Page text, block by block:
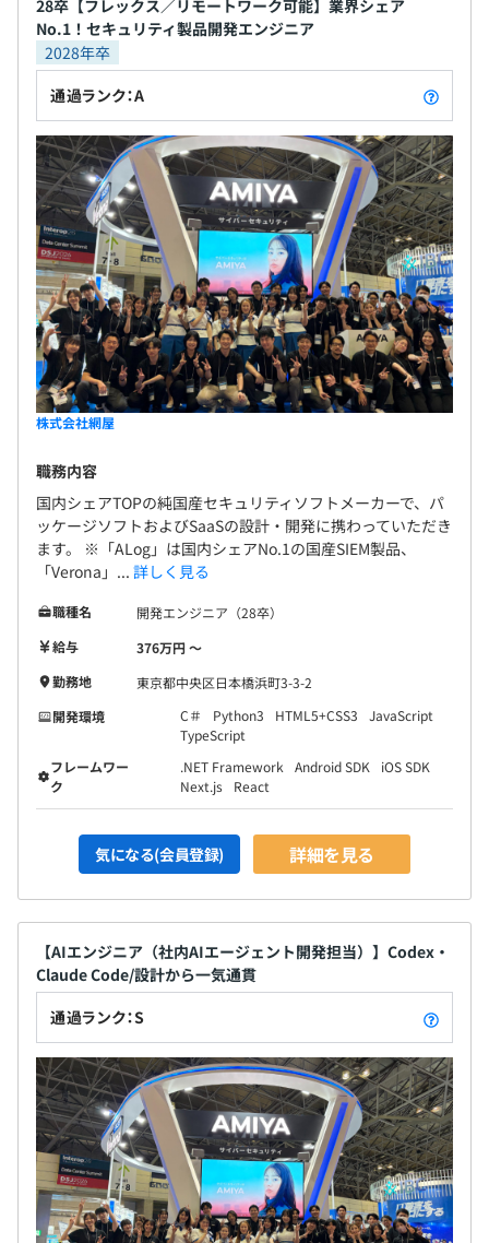
28卒【フレックス／リモートワーク可能】業界シェア
No.1！セキュリティ製品開発エンジニア
2028年卒
通過ランク：A
株式会社網屋
職務内容
国内シェアTOPの純国産セキュリティソフトメーカーで、パ
ッケージソフトおよびSaaSの設計・開発に携わっていただき
ます。 ※「ALog」は国内シェアNo.1の国産SIEM製品、
「Verona」... 詳しく見る
職種名
開発エンジニア（28卒）
給与
376万円 〜
勤務地
東京都中央区日本橋浜町3-3-2
開発環境
C＃ Python3 HTML5+CSS3
JavaScript
TypeScript
フレームワー
ク
.NET Framework Android SDK
iOS SDK
Next.js
React
気になる(会員登録) 詳細を見る
【AIエンジニア（社内AIエージェント開発担当）】Codex・
Claude Code/設計から一気通貫
通過ランク：S